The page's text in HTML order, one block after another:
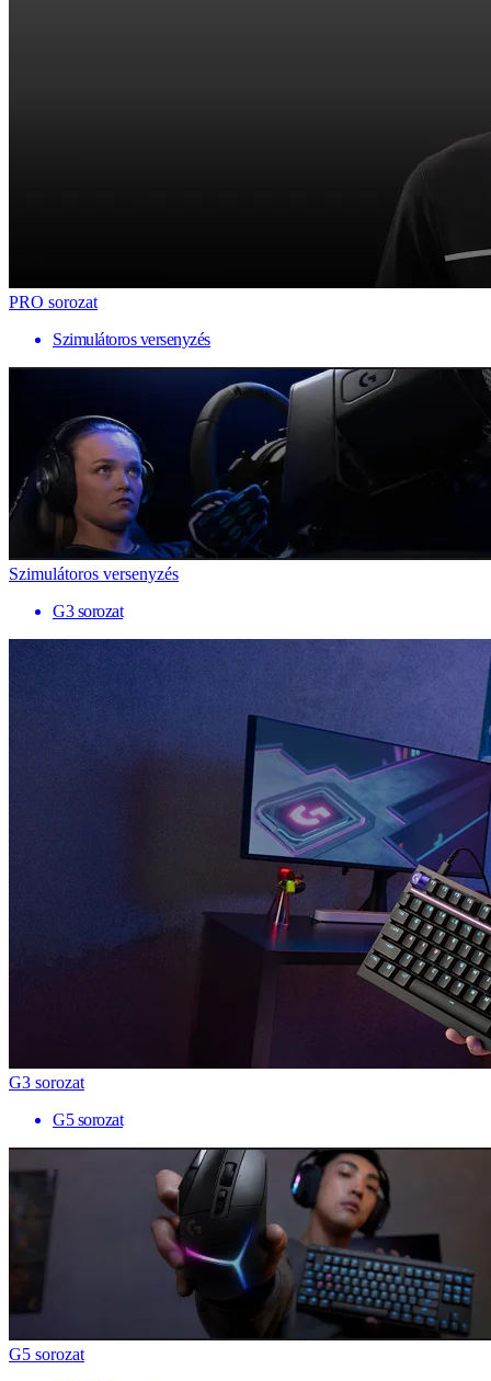
PRO sorozat
Szimulátoros versenyzés
Szimulátoros versenyzés
G3 sorozat
G3 sorozat
G5 sorozat
G5 sorozat